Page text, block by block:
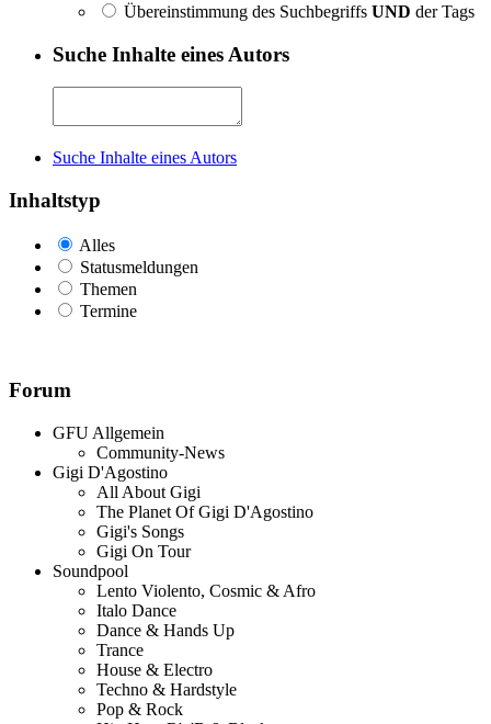
Übereinstimmung des Suchbegriffs UND der Tags
Suche Inhalte eines Autors
Suche Inhalte eines Autors
Inhaltstyp
Alles
Statusmeldungen
Themen
Termine
Forum
GFU Allgemein
Community-News
Gigi D'Agostino
All About Gigi
The Planet Of Gigi D'Agostino
Gigi's Songs
Gigi On Tour
Soundpool
Lento Violento, Cosmic & Afro
Italo Dance
Dance & Hands Up
Trance
House & Electro
Techno & Hardstyle
Pop & Rock